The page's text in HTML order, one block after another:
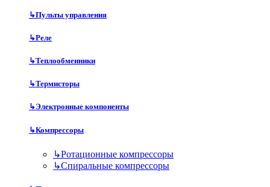
↳Пульты управления
↳Реле
↳Теплообменники
↳Термисторы
↳Электронные компоненты
↳Компрессоры
↳Ротационные компрессоры
↳Спиральные компрессоры